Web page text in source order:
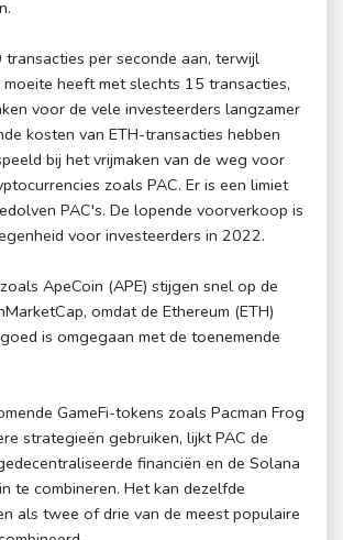
per seconde aan, terwijl
moeite heeft met slechts 15 transacties,
voor de vele investeerders langzamer
kosten van ETH-transacties hebben
bij het vrijmaken van de weg voor
zoals PAC. Er is een limiet
PAC's. De lopende voorverkoop is
voor investeerders in 2022.
ApeCoin (APE) stijgen snel op de
omdat de Ethereum (ETH)
is omgegaan met de toenemende
GameFi-tokens zoals Pacman Frog
strategieën gebruiken, lijkt PAC de
financiën en de Solana
te combineren. Het kan dezelfde
als twee of drie van de meest populaire